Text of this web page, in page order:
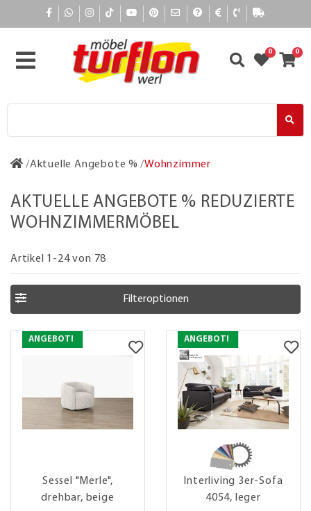
0 0
Aktuelle Angebote % Wohnzimmer
AKTUELLE ANGEBOTE % REDUZIERTE
WOHNZIMMERMÖBEL
Artikel 1-24 von 78
Filteroptionen
ANGEBOT!
Sessel "Merle",
drehbar, beige
ANGEBOT!
Interliving 3er-Sofa
4054, leger